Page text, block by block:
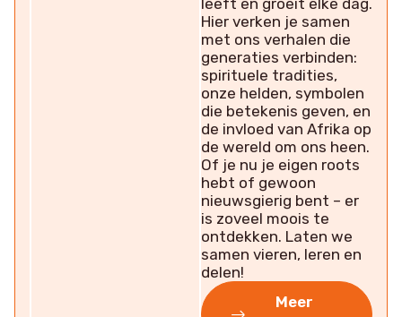
leeft en groeit elke dag.
Hier verken je samen
met ons verhalen die
generaties verbinden:
spirituele tradities,
onze helden, symbolen
die betekenis geven, en
de invloed van Afrika op
de wereld om ons heen.
Of je nu je eigen roots
hebt of gewoon
nieuwsgierig bent – er
is zoveel moois te
ontdekken. Laten we
samen vieren, leren en
delen!
Meer